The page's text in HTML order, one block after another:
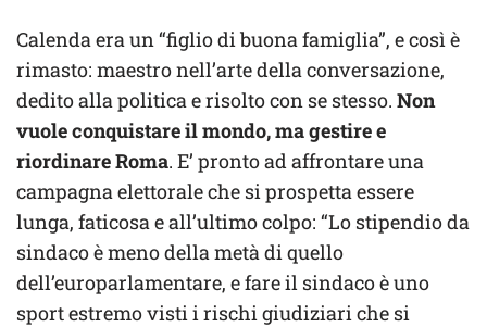
Calenda era un “figlio di buona famiglia”, e così è
rimasto: maestro nell’arte della conversazione,
dedito alla politica e risolto con se stesso. Non
vuole conquistare il mondo, ma gestire e
riordinare Roma. E’ pronto ad affrontare una
campagna elettorale che si prospetta essere
lunga, faticosa e all’ultimo colpo: “Lo stipendio da
sindaco è meno della metà di quello
dell’europarlamentare, e fare il sindaco è uno
sport estremo visti i rischi giudiziari che si